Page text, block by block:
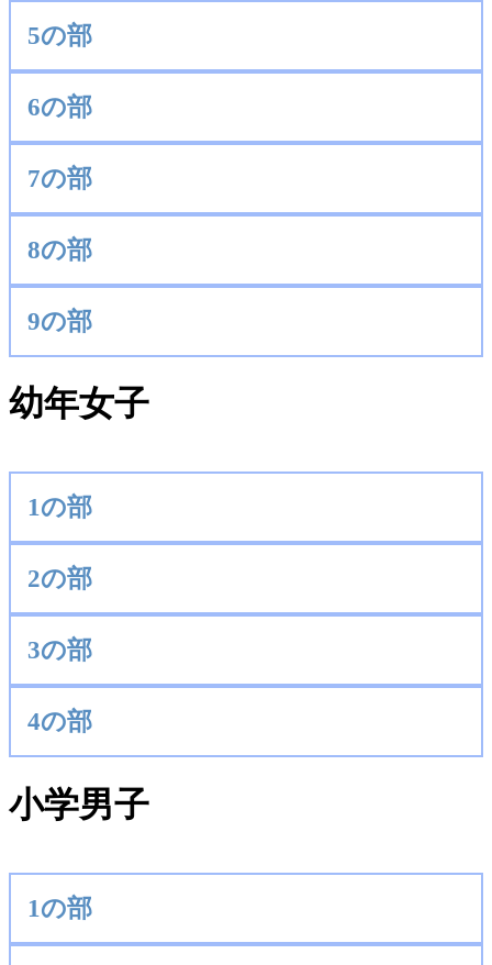
5の部
6の部
7の部
8の部
9の部
幼年女子
1の部
2の部
3の部
4の部
小学男子
1の部